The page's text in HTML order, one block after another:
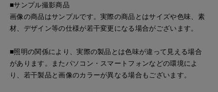
■サンプル撮影商品
画像の商品はサンプルです。実際の商品とはサイズや色味、素
材、デザイン等の仕様が若干変更になる場合がございます。
■照明の関係により、実際の製品とは色味が違って見える場合
があります。またパソコン・スマートフォンなどの環境によ
り、若干製品と画像のカラーが異なる場合もございます。